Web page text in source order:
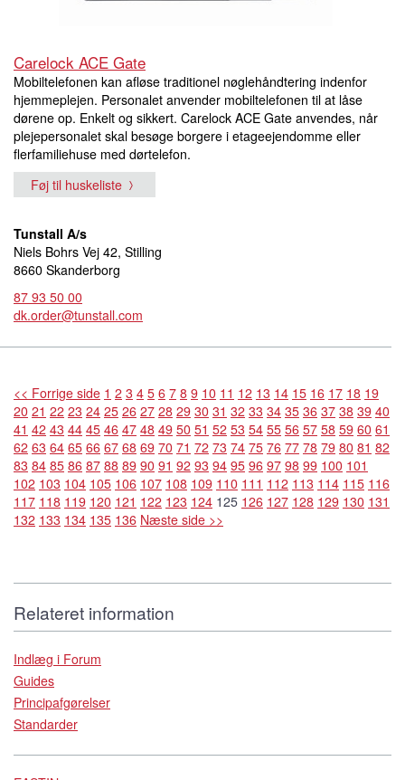
Carelock ACE Gate
Mobiltelefonen kan afløse traditionel nøglehåndtering indenfor
hjemmeplejen. Personalet anvender mobiltelefonen til at låse
dørene op. Enkelt og sikkert. Carelock ACE Gate anvendes, når
plejepersonalet skal besøge borgere i etageejendomme eller
flerfamiliehuse med dørtelefon.
Føj til huskeliste
Tunstall A/s
Niels Bohrs Vej 42, Stilling
8660 Skanderborg
87 93 50 00
dk.order@tunstall.com
<< Forrige side 1 2 3 4 5 6 7 8 9 10 11 12 13 14 15 16 17 18 19
20 21 22 23 24 25 26 27 28 29 30 31 32 33 34 35 36 37 38 39 40
41 42 43 44 45 46 47 48 49 50 51 52 53 54 55 56 57 58 59 60 61
62 63 64 65 66 67 68 69 70 71 72 73 74 75 76 77 78 79 80 81 82
83 84 85 86 87 88 89 90 91 92 93 94 95 96 97 98 99 100 101
102 103 104 105 106 107 108 109 110 111 112 113 114 115 116
117 118 119 120 121 122 123 124 125 126 127 128 129 130 131
132 133 134 135 136 Næste side >>
Relateret information
Indlæg i Forum
Guides
Principafgørelser
Standarder